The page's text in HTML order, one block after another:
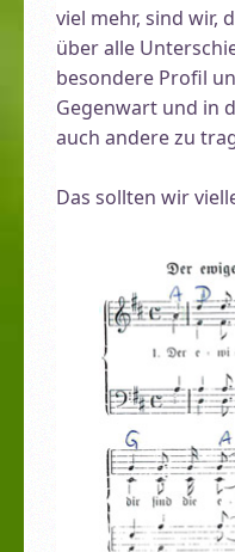
viel mehr, sind wir,
über alle
besondere Profil
Gegenwart und in
auch andere zu
Das sollten wir